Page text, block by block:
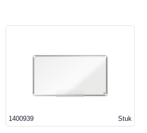
Stuk
1400939